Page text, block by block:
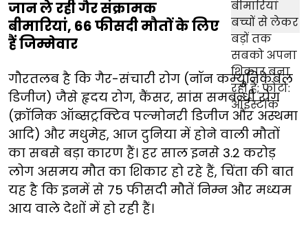
जान ले रही गैर संक्रामक
बीमारियां, 66 फीसदी मौतों के लिए
हैं जिम्मेवार
गौरतलब है कि गैर-संचारी रोग (नॉन कम्युनिकेबल
डिजीज) जैसे हृदय रोग, कैंसर, सांस समबन्धी रोग
(क्रॉनिक ऑब्सट्रक्टिव पल्मोनरी डिजीज और अस्थमा
आदि) और मधुमेह, आज दुनिया में होने वाली मौतों
का सबसे बड़ा कारण हैं। हर साल इनसे 3.2 करोड़
लोग असमय मौत का शिकार हो रहे हैं, चिंता की बात
यह है कि इनमें से 75 फीसदी मौतें निम्न और मध्यम
आय वाले देशों में हो रही हैं।